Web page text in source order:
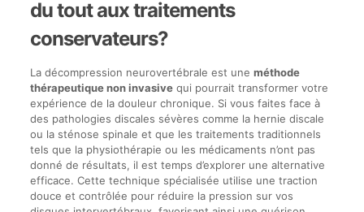
du tout aux traitements
conservateurs?
La décompression neurovertébrale est une méthode
thérapeutique non invasivequi pourrait transformer votre
expérience de la douleur chronique. Si vous faites face à
des pathologies discales sévères comme la hernie discale
ou la sténose spinale et que les traitements traditionnels
tels que la physiothérapie ou les médicaments n’ont pas
donné de résultats, il est temps d’explorer une alternative
efficace. Cette technique spécialisée utilise une traction
douce et contrôlée pour réduire la pression sur vos